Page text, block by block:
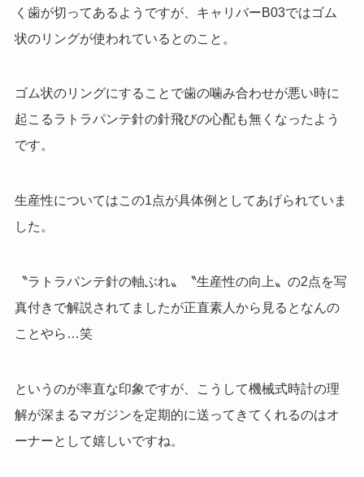
く歯が切ってあるようですが、キャリバーB03ではゴム
状のリングが使われているとのこと。
ゴム状のリングにすることで歯の噛み合わせが悪い時に
起こるラトラパンテ針の針飛びの心配も無くなったよう
です。
生産性についてはこの1点が具体例としてあげられていま
した。
〝ラトラパンテ針の軸ぶれ〟〝生産性の向上〟の2点を写
真付きで解説されてましたが正直素人から見るとなんの
ことやら …笑
というのが率直な印象ですが、こうして機械式時計の理
解が深まるマガジンを定期的に送ってきてくれるのはオ
ーナーとして嬉しいですね。